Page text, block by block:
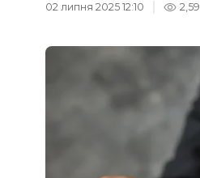
02 липня 2025 12:10